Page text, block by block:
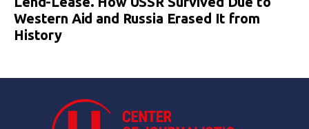
Western Aid and Russia Erased It from
History